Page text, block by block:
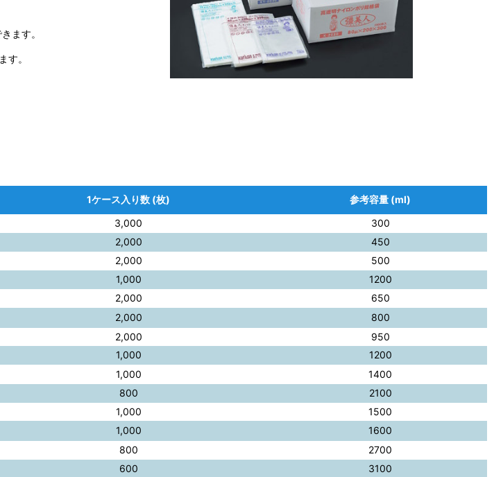
ます。
す。
1ケース入り数 (枚)
参考容量 (ml)
3,000
300
2,000
450
2,000
500
1,000
1200
2,000
650
2,000
800
2,000
950
1,000
1200
1,000
1400
800
2100
1,000
1500
1,000
1600
800
2700
600
3100